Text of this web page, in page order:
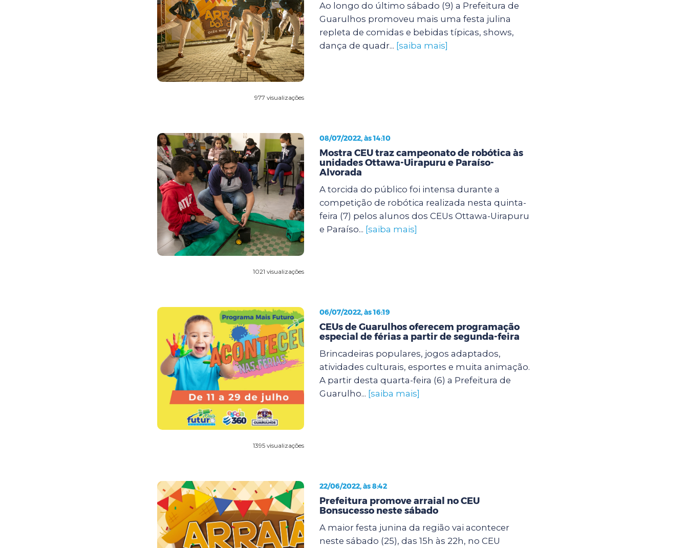
977 visualizações
Ao longo do último sábado (9) a Prefeitura de
Guarulhos promoveu mais uma festa julina
repleta de comidas e bebidas típicas, shows,
dança de quadr... [saiba mais]
1021 visualizações
08/07/2022, às 14:10
Mostra CEU traz campeonato de robótica às
unidades Ottawa-Uirapuru e Paraíso-
Alvorada
A torcida do público foi intensa durante a
competição de robótica realizada nesta quinta-
feira (7) pelos alunos dos CEUs Ottawa-Uirapuru
e Paraíso... [saiba mais]
1395 visualizações
06/07/2022, às 16:19
CEUs de Guarulhos oferecem programação
especial de férias a partir de segunda-feira
Brincadeiras populares, jogos adaptados,
atividades culturais, esportes e muita animação.
A partir desta quarta-feira (6) a Prefeitura de
Guarulho... [saiba mais]
22/06/2022, às 8:42
Prefeitura promove arraial no CEU
Bonsucesso neste sábado
A maior festa junina da região vai acontecer
neste sábado (25), das 15h às 22h, no CEU